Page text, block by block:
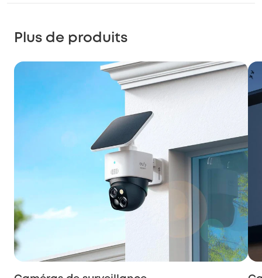
Plus de produits